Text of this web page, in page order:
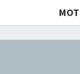
motivatiebrief.org